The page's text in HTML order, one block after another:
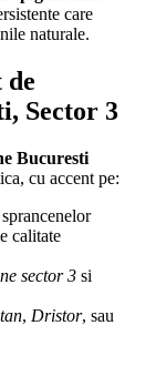
care
naturale.
Sector 3
Bucuresti
cu accent pe:
calitate
sector 3 si
, Dristor, sau